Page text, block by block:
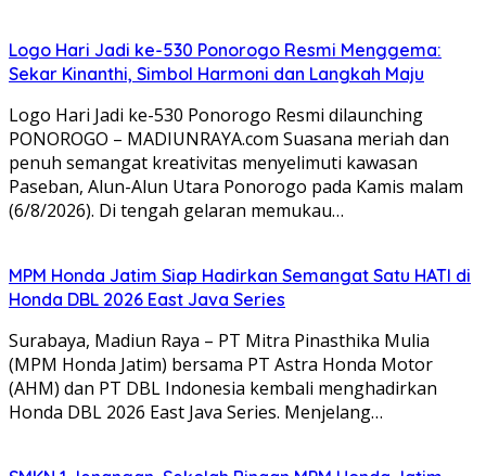
Logo Hari Jadi ke-530 Ponorogo Resmi Menggema:
Sekar Kinanthi, Simbol Harmoni dan Langkah Maju
Logo Hari Jadi ke-530 Ponorogo Resmi dilaunching
PONOROGO – MADIUNRAYA.com Suasana meriah dan
penuh semangat kreativitas menyelimuti kawasan
Paseban, Alun-Alun Utara Ponorogo pada Kamis malam
(6/8/2026). Di tengah gelaran memukau…
MPM Honda Jatim Siap Hadirkan Semangat Satu HATI di
Honda DBL 2026 East Java Series
Surabaya, Madiun Raya – PT Mitra Pinasthika Mulia
(MPM Honda Jatim) bersama PT Astra Honda Motor
(AHM) dan PT DBL Indonesia kembali menghadirkan
Honda DBL 2026 East Java Series. Menjelang…